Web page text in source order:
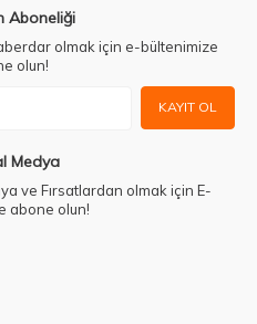
Aboneliği
olmak için e-bültenimize
olun!
KAYIT OL
Medya
ve Fırsatlardan olmak için E-
abone olun!